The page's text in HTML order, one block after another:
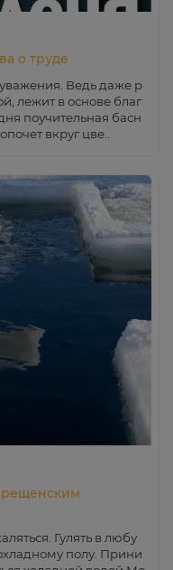
о труде
Ведь даже р
лежит в основе благ
поучительная басн
вкруг цве..
Гулять в любу
полу. Прини